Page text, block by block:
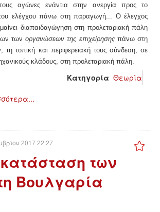
αγώνες ενάντια στην ανεργία προς το
του ελέγχου πάνω στη παραγωγή... Ο έλεγχος
διαπαιδαγώγηση στη προλεταριακή πάλη
των οργανώσεων της επιχείρησηςπάνω στη
τοπική και περιφερειακή τους σύνδεση, σε
κλάδους, στη προλεταριακή πάλη.
Κατηγορία Θεωρία
2017 22:27
των
Βουλγαρία